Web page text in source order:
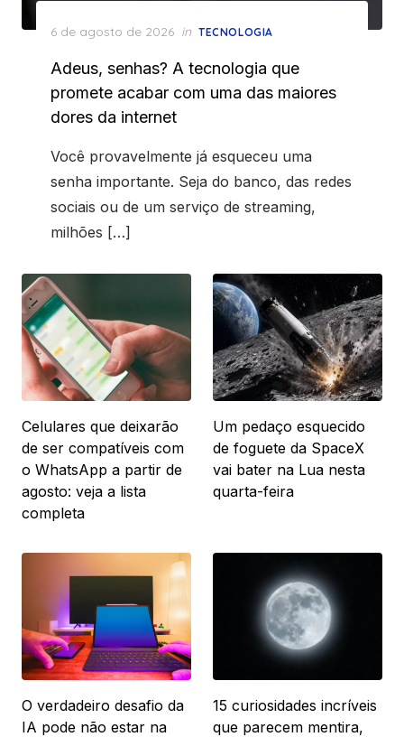
Posted
6 de agosto de 2026 in TECNOLOGIA
Adeus, senhas? A tecnologia que
promete acabar com uma das maiores
dores da internet
Você provavelmente já esqueceu uma
senha importante. Seja do banco, das redes
sociais ou de um serviço de streaming,
milhões […]
Celulares que deixarão
de ser compatíveis com
o WhatsApp a partir de
agosto: veja a lista
completa
Um pedaço esquecido
de foguete da SpaceX
vai bater na Lua nesta
quarta-feira
O verdadeiro desafio da
IA pode não estar na
15 curiosidades incríveis
que parecem mentira,